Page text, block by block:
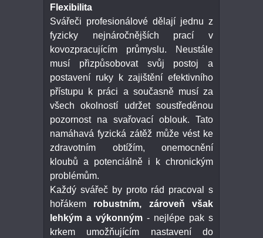
Flexibilita
Svářeči profesionálové dělají jednu z
fyzicky nejnáročnějších prací v
kovozpracujícím průmyslu. Neustále
musí přizpůsobovat svůj postoj a
postavení ruky k zajištění efektivního
přístupu k práci a současně musí za
všech okolností udržet soustředěnou
pozornost na svařovací oblouk. Tato
namáhavá fyzická zátěž může vést ke
zdravotním obtížím, onemocnění
kloubů a potenciálně i k chronickým
problémům.
Každý svářeč by proto rád pracoval s
hořákem robustním, zároveň však
lehkým a výkonným - nejlépe pak s
krkem umožňujícím nastavení do